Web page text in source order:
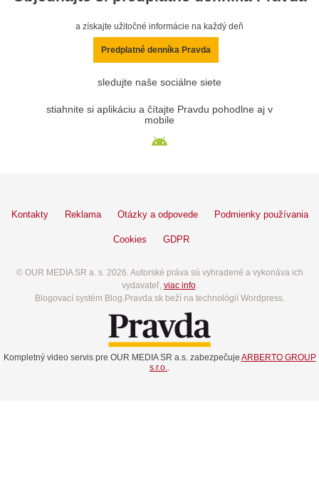
a získajte užitočné informácie na každý deň
Predplatné denníka Pravda
sledujte naše sociálne siete
stiahnite si aplikáciu a čítajte Pravdu pohodlne aj v
mobile
Kontakty Reklama Otázky a odpovede Podmienky používania
Cookies GDPR
© OUR MEDIA SR a. s. 2026. Autorské práva sú vyhradené a vykonáva ich
vydavateľ, viac info.
Blogovací systém Blog.Pravda.sk beží na technológií Wordpress.
Kompletný video servis pre OUR MEDIA SR a.s. zabezpečuje ARBERTO GROUP
s.r.o..